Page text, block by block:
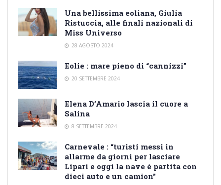
Una bellissima eoliana, Giulia
Ristuccia, alle finali nazionali di
Miss Universo
28 AGOSTO 2024
Eolie : mare pieno di “cannizzi”
20 SETTEMBRE 2024
Elena D’Amario lascia il cuore a
Salina
8 SETTEMBRE 2024
Carnevale : “turisti messi in
allarme da giorni per lasciare
Lipari e oggi la nave è partita con
dieci auto e un camion”